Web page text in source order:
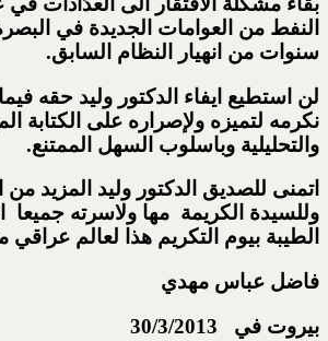
النفط من العوامات الجديدة في
سنوات من انهيار النظام السابق.
لن استطيع ايفاء الدكتور وليد حقه فيما
نكرمه لتميزه ولإصراره على الكتابة
والتحليلية وباسلوب السهل الممتنع.
اتمنى للصديق الدكتور وليد المزيد من
وللسيدة الكريمة مها ولاسرته جميعا
الطيبة بيوم التكريم هذا لعالم عراقي
فاضل عباس مهدي
بيروت في 30/3/2013